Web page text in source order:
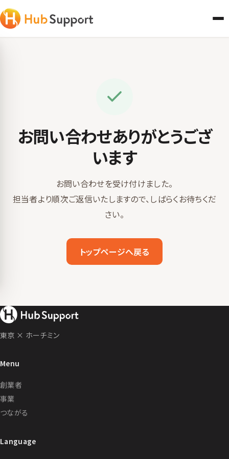
お問い合わせありがとうござ
います
お問い合わせを受け付けました。
担当者より順次ご返信いたしますので、しばらくお待ちくだ
さい。
トップページへ戻る
東京 × ホーチミン
Menu
創業者
事業
つながる
Language